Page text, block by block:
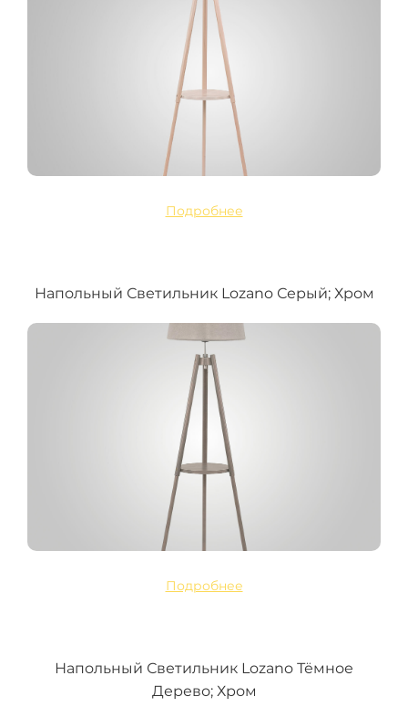
Подробнее
Напольный Светильник Lozano Серый; Хром
Подробнее
Напольный Светильник Lozano Тёмное
Дерево; Хром